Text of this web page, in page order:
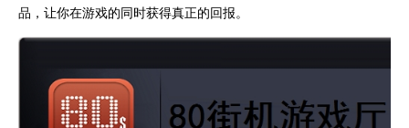
品，让你在游戏的同时获得真正的回报。